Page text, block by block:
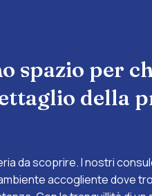
spazio per
della
da scoprire. I nostri
accogliente dove